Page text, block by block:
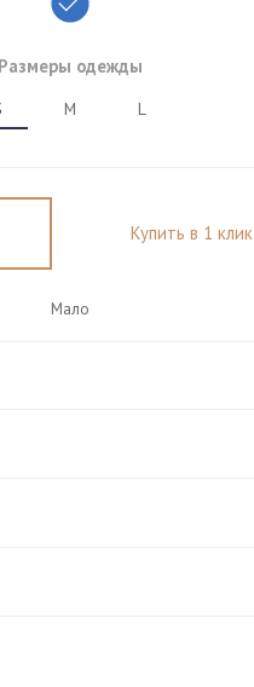
Размеры одежды
M L
Купить в 1 клик
Мало